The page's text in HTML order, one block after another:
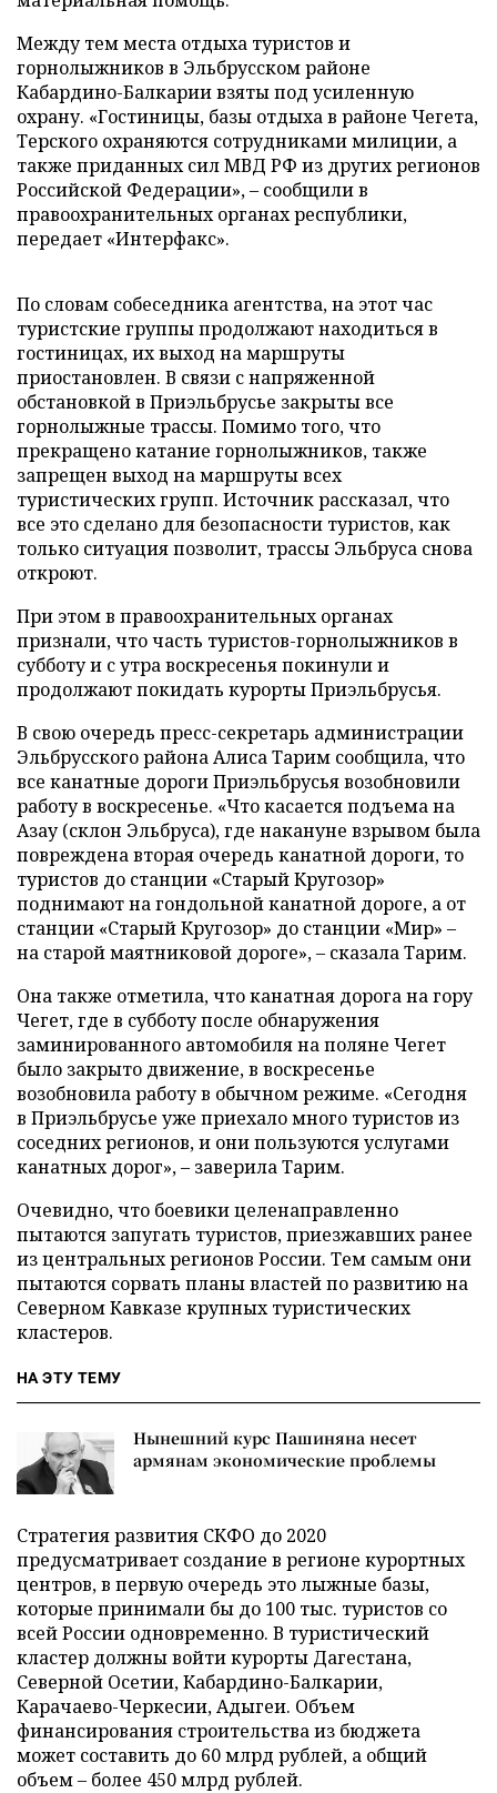
Между тем места отдыха туристов и
горнолыжников в Эльбрусском районе
Кабардино-Балкарии взяты под усиленную
охрану. «Гостиницы, базы отдыха в районе Чегета,
Терского охраняются сотрудниками милиции, а
также приданных сил МВД РФ из других регионов
Российской Федерации», – сообщили в
правоохранительных органах республики,
передает «Интерфакс».
По словам собеседника агентства, на этот час
туристские группы продолжают находиться в
гостиницах, их выход на маршруты
приостановлен. В связи с напряженной
обстановкой в Приэльбрусье закрыты все
горнолыжные трассы. Помимо того, что
прекращено катание горнолыжников, также
запрещен выход на маршруты всех
туристических групп. Источник рассказал, что
все это сделано для безопасности туристов, как
только ситуация позволит, трассы Эльбруса снова
откроют.
При этом в правоохранительных органах
признали, что часть туристов-горнолыжников в
субботу и с утра воскресенья покинули и
продолжают покидать курорты Приэльбрусья.
В свою очередь пресс-секретарь администрации
Эльбрусского района Алиса Тарим сообщила, что
все канатные дороги Приэльбрусья возобновили
работу в воскресенье. «Что касается подъема на
Азау (склон Эльбруса), где накануне взрывом была
повреждена вторая очередь канатной дороги, то
туристов до станции «Старый Кругозор»
поднимают на гондольной канатной дороге, а от
станции «Старый Кругозор» до станции «Мир» –
на старой маятниковой дороге», – сказала Тарим.
Она также отметила, что канатная дорога на гору
Чегет, где в субботу после обнаружения
заминированного автомобиля на поляне Чегет
было закрыто движение, в воскресенье
возобновила работу в обычном режиме. «Сегодня
в Приэльбрусье уже приехало много туристов из
соседних регионов, и они пользуются услугами
канатных дорог», – заверила Тарим.
Очевидно, что боевики целенаправленно
пытаются запугать туристов, приезжавших ранее
из центральных регионов России. Тем самым они
пытаются сорвать планы властей по развитию на
Северном Кавказе крупных туристических
кластеров.
НА ЭТУ ТЕМУ
Нынешний курс Пашиняна несет
армянам экономические проблемы
Стратегия развития СКФО до 2020
предусматривает создание в регионе курортных
центров, в первую очередь это лыжные базы,
которые принимали бы до 100 тыс. туристов со
всей России одновременно. В туристический
кластер должны войти курорты Дагестана,
Северной Осетии, Кабардино-Балкарии,
Карачаево-Черкесии, Адыгеи. Объем
финансирования строительства из бюджета
может составить до 60 млрд рублей, а общий
объем – более 450 млрд рублей.